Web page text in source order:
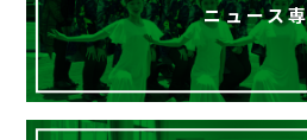
ニュース